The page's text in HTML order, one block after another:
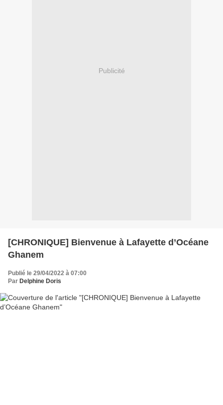
Publicité
[CHRONIQUE] Bienvenue à Lafayette d’Océane
Ghanem
Publié le 29/04/2022 à 07:00
Par Delphine Doris